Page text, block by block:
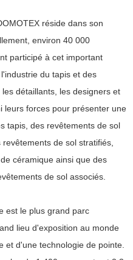
réside dans son
environ 40 000
participé à cet important
du tapis et des
détaillants, les designers et
leurs forces pour présenter une
tapis, des revêtements de sol
de sol stratifiés,
céramique ainsi que des
de sol associés.
est le plus grand parc
lieu d'exposition au monde
et d'une technologie de pointe.